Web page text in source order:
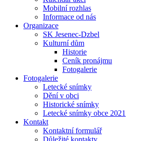
Mobilní rozhlas
Informace od nás
Organizace
SK Jesenec-Dzbel
Kulturní dům
Historie
Ceník pronájmu
Fotogalerie
Fotogalerie
Letecké snímky
Dění v obci
Historické snímky
Letecké snímky obce 2021
Kontakt
Kontaktní formulář
Důležité kontakty